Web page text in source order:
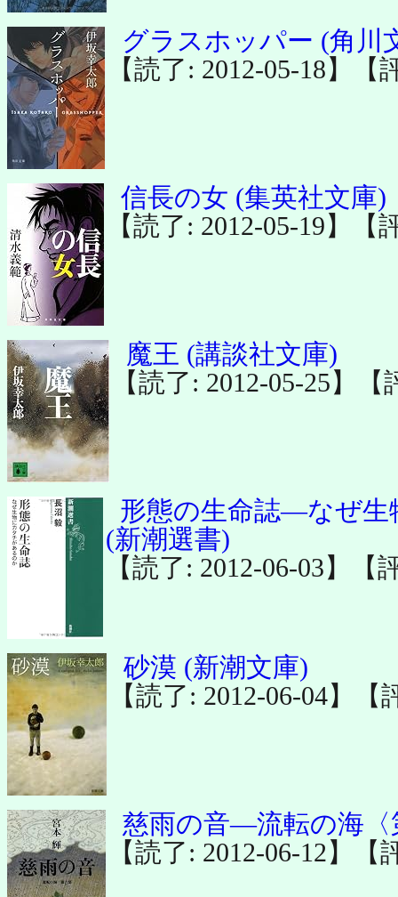
グラスホッパー (角川
【読了: 2012-05-18】【
信長の女 (集英社文庫)
【読了: 2012-05-19】【
魔王 (講談社文庫)
【読了: 2012-05-25】【
形態の生命誌―なぜ生
(新潮選書)
【読了: 2012-06-03】【
砂漠 (新潮文庫)
【読了: 2012-06-04】【
慈雨の音―流転の海〈
【読了: 2012-06-12】【